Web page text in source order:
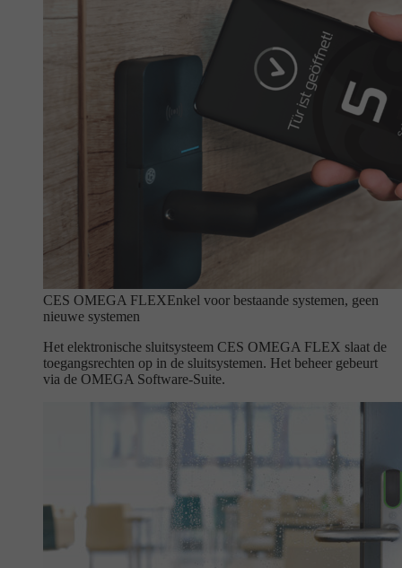
CES OMEGA FLEXEnkel voor bestaande systemen, geen
nieuwe systemen
Het elektronische sluitsysteem CES OMEGA FLEX slaat de
toegangsrechten op in de sluitsystemen. Het beheer gebeurt
via de OMEGA Software-Suite.